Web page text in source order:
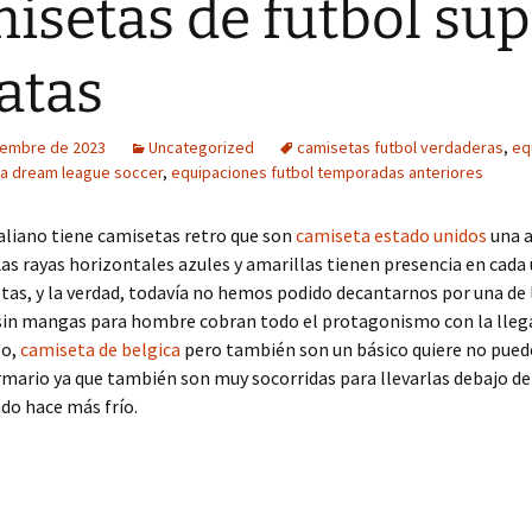
de futbol
de 2023 Uncategorized camisetas futbol verdaderas,
dream league soccer, equipaciones futbol temporadas anteriores
tiene camisetas retro que son camiseta estado unidos una
rayas horizontales azules y amarillas tienen presencia en cada
y la verdad, todavía no hemos podido decantarnos por una de
mangas para hombre cobran todo el protagonismo con la
camiseta de belgica pero también son un básico quiere no
ya que también son muy socorridas para llevarlas debajo
hace más frío.